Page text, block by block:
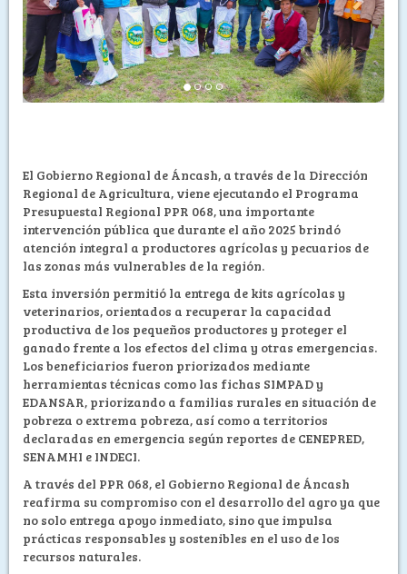
El Gobierno Regional de Áncash, a través de la Dirección
Regional de Agricultura, viene ejecutando el Programa
Presupuestal Regional PPR 068, una importante
intervención pública que durante el año 2025 brindó
atención integral a productores agrícolas y pecuarios de
las zonas más vulnerables de la región.
Esta inversión permitió la entrega de kits agrícolas y
veterinarios, orientados a recuperar la capacidad
productiva de los pequeños productores y proteger el
ganado frente a los efectos del clima y otras emergencias.
Los beneficiarios fueron priorizados mediante
herramientas técnicas como las fichas SIMPAD y
EDANSAR, priorizando a familias rurales en situación de
pobreza o extrema pobreza, así como a territorios
declaradas en emergencia según reportes de CENEPRED,
SENAMHI e INDECI.
A través del PPR 068, el Gobierno Regional de Áncash
reafirma su compromiso con el desarrollo del agro ya que
no solo entrega apoyo inmediato, sino que impulsa
prácticas responsables y sostenibles en el uso de los
recursos naturales.